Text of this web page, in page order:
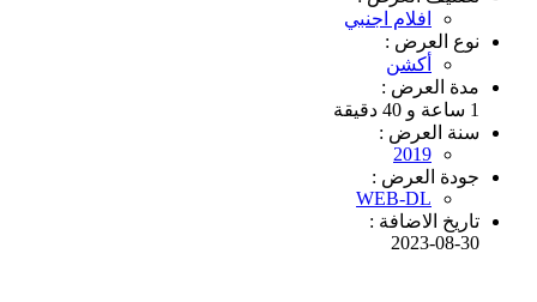
افلام اجنبي
نوع العرض :
أكشن
مدة العرض :
1 ساعة و 40 دقيقة
سنة العرض :
2019
جودة العرض :
WEB-DL
تاريخ الاضافة :
2023-08-30